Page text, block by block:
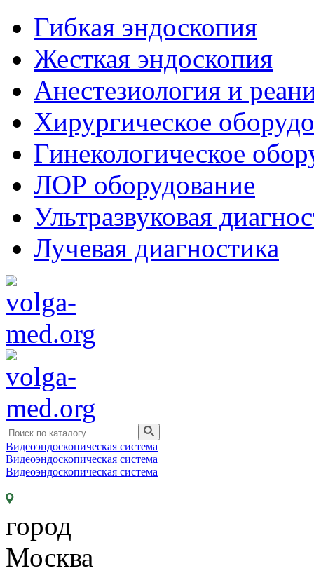
Гибкая эндоскопия
Жесткая эндоскопия
Анестезиология и
Хирургическое
Гинекологическое
ЛОР оборудование
Ультразвуковая
Лучевая диагностика
Видеоэндоскопическая система
Видеоэндоскопическая система
Видеоэндоскопическая система
город
Москва